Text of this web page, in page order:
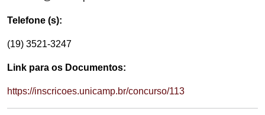
Telefone (s):
(19) 3521-3247
Link para os Documentos:
https://inscricoes.unicamp.br/concurso/113